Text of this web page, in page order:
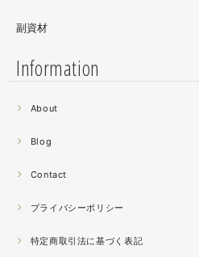
螺鈿細工の工程。青みの強い鮑
曲面に螺鈿するためには貝も小
昔作った２０００ピースのジグ
薔薇のブローチ木地制作中。
副資材
Information
About
Blog
Contact
プライバシーポリシー
特定商取引法に基づく表記